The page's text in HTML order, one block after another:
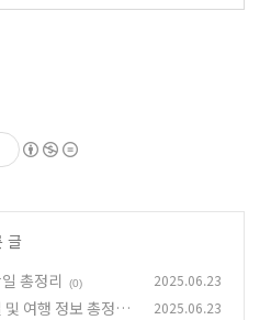
글
총정리
(0) 2025.06.23
여행 정보 총정리 2025.06.23